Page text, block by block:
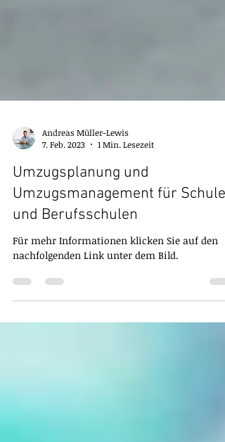
Andreas Müller-Lewis
7. Feb. 2023
1 Min. Lesezeit
Umzugsplanung und
und Berufsschulen
Für mehr Informationen klicken Sie auf den